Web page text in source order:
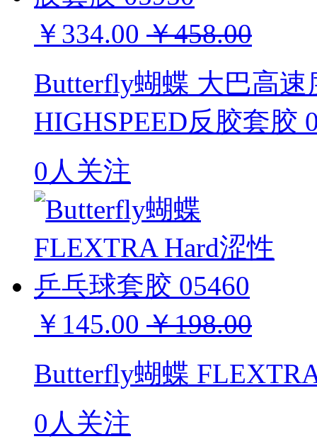
￥334.00 ￥458.00
Butterfly蝴蝶 大巴高
HIGHSPEED反胶套胶
0人关注
￥145.00 ￥198.00
Butterfly蝴蝶
0人关注